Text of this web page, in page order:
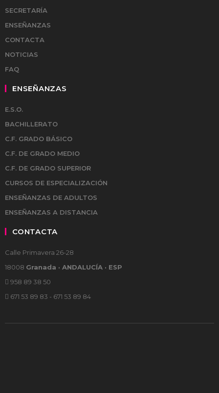
SECRETARÍA
ENSEÑANZAS
CONTACTA
NOTICIAS
FAQ
ENSEÑANZAS
E.S.O.
BACHILLERATO
C.F. GRADO BÁSICO
C.F. DE GRADO MEDIO
C.F. DE GRADO SUPERIOR
CURSOS DE ESPECIALIZACIÓN
ENSEÑANZAS DE ADULTOS
ENSEÑANZAS A DISTANCIA
CONTACTA
Calle Primavera 26-28
18008 Granada · ANDALUCÍA · ESP
958 89 38 50
671 53 89 83 - 671 53 89 84